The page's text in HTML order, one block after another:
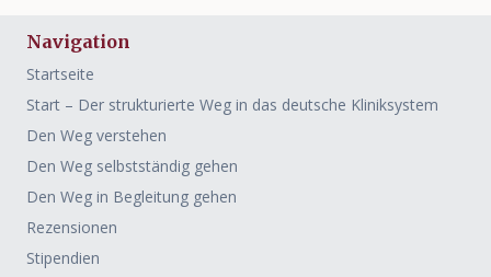
Navigation
Startseite
Start – Der strukturierte Weg in das deutsche Kliniksystem
Den Weg verstehen
Den Weg selbstständig gehen
Den Weg in Begleitung gehen
Rezensionen
Stipendien